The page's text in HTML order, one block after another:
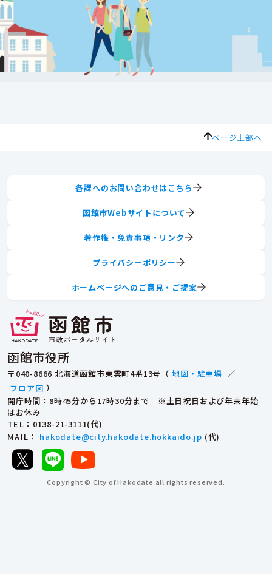
ページ上部へ
函館市役所
〒040-8666 北海道函館市東雲町4番13号（ 地図・駐車場 ／
フロア図 ）
開庁時間：8時45分から17時30分まで ※土日祝日および年末年始
はお休み
TEL ：0138-21-3111(代)
MAIL ： hakodate@city.hakodate.hokkaido.jp (代)
各課へのお問い合わせはこちら
函館市Webサイトについて
著作権・免責事項・リンク
プライバシーポリシー
ホームページへのご意見・ご提案
Copyright © City of Hakodate all rights reserved.